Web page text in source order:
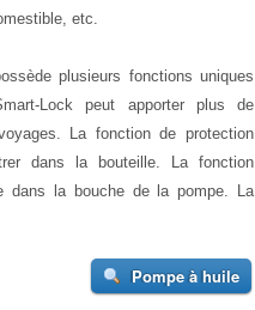
etc.
plusieurs fonctions uniques
Lock peut apporter plus de
La fonction de protection
dans la bouteille. La fonction
dans la bouche de la pompe. La
Pompe à huile